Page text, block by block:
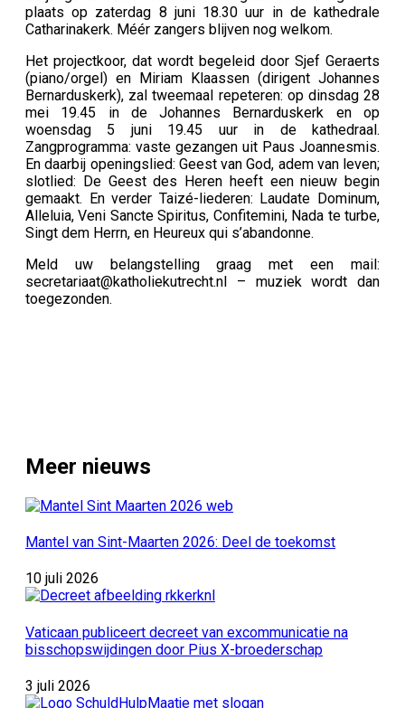
plaats op zaterdag 8 juni 18.30 uur in de kathedrale
Catharinakerk. Méér zangers blijven nog welkom.
Het projectkoor, dat wordt begeleid door Sjef Geraerts
(piano/orgel) en Miriam Klaassen (dirigent Johannes
Bernarduskerk), zal tweemaal repeteren: op dinsdag 28
mei 19.45 in de Johannes Bernarduskerk en op
woensdag 5 juni 19.45 uur in de kathedraal.
Zangprogramma: vaste gezangen uit Paus Joannesmis.
En daarbij openingslied: Geest van God, adem van leven;
slotlied: De Geest des Heren heeft een nieuw begin
gemaakt. En verder Taizé-liederen: Laudate Dominum,
Alleluia, Veni Sancte Spiritus, Confitemini, Nada te turbe,
Singt dem Herrn, en Heureux qui s’abandonne.
Meld uw belangstelling graag met een mail:
secretariaat@katholiekutrecht.nl – muziek wordt dan
toegezonden.
Meer nieuws
Mantel van Sint-Maarten 2026: Deel de toekomst
10 juli 2026
Vaticaan publiceert decreet van excommunicatie na
bisschopswijdingen door Pius X-broederschap
3 juli 2026